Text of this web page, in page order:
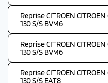
Reprise CITROEN CITROEN
130 S/S BVM6
Reprise CITROEN CITROEN
130 S/S BVM6
Reprise CITROEN CITROEN
130 S/S EAT8